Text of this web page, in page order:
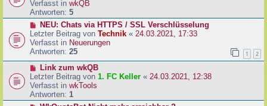
g
i
t
a
g
u
e
r
B
e
i
t
a
g
Verfasst in wkQB
Antworten: 5
N
e
u
e
r
B
e
i
t
NEU: Chats via HTTPS / SSL Verschlüsselung
Letzter Beitrag von Technik « 24.03.2021, 17:33
Verfasst in Neuerungen
Antworten: 25 1 2
N
e
u
e
r
Link zum wkQB
Letzter Beitrag von 1. FC Keller « 24.03.2021, 12:38
Verfasst in wkTools
Antworten: 1